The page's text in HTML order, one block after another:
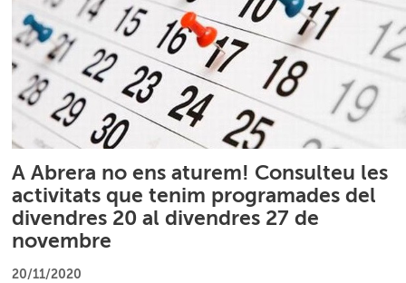
A Abrera no ens aturem! Consulteu les
activitats que tenim programades del
divendres 20 al divendres 27 de
novembre
20/11/2020